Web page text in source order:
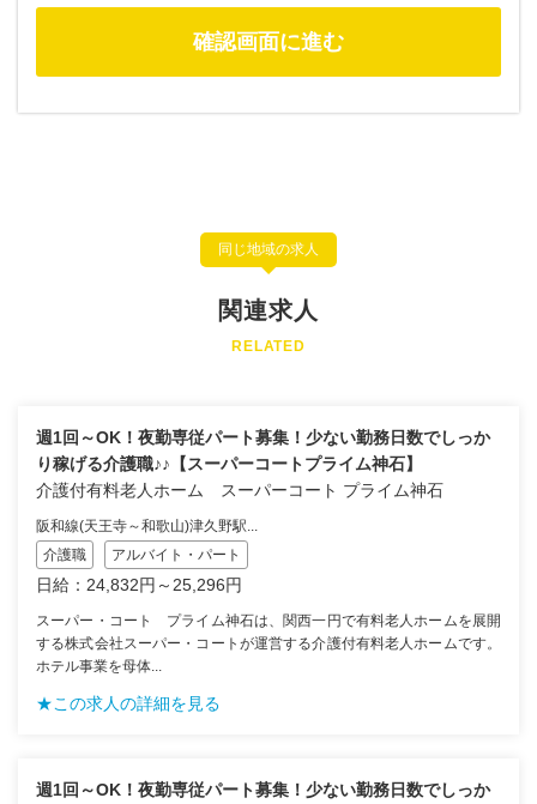
同じ地域の求人
関連求人
RELATED
週1回～OK！夜勤専従パート募集！少ない勤務日数でしっか
り稼げる介護職♪♪【スーパーコートプライム神石】
介護付有料老人ホーム スーパーコート プライム神石
阪和線(天王寺～和歌山)津久野駅...
介護職
アルバイト・パート
日給：24,832円～25,296円
スーパー・コート プライム神石は、関西一円で有料老人ホームを展開
する株式会社スーパー・コートが運営する介護付有料老人ホームです。
ホテル事業を母体...
★この求人の詳細を見る
週1回～OK！夜勤専従パート募集！少ない勤務日数でしっか